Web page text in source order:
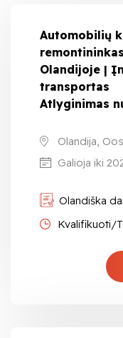
Automobilių
Olandijoje |
transportas
Atlyginimas
Olandija,
Galioja iki
Olandiška
Kvalifikuoti/